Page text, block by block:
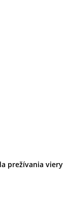
prežívania viery